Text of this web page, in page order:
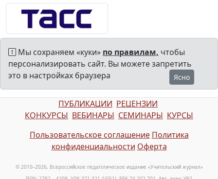
Мы сохраняем «куки» по правилам, чтобы
персонализировать сайт. Вы можете запретить
это в настройках браузера
Ясно
ПУБЛИКАЦИИ РЕЦЕНЗИИ
КОНКУРСЫ ВЕБИНАРЫ СЕМИНАРЫ КУРСЫ
Пользовательское соглашение Политика
конфиденциальности Оферта
© 2010–2026, Всероссийское педагогическое издание «Учительский журнал»